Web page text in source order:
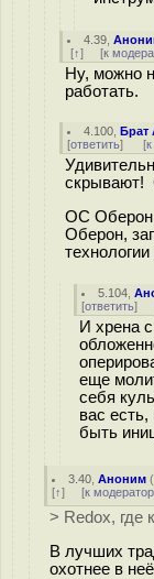
4.39 ,
[↑] [к
Ну, можно
работать.
4.100 ,Брат
[ответить] [
скрывают!
ОС Оберон
Оберон,
5.104 ,
[ответить]
И хрена
еще
себя
вас
быть
3.40 ,Аноним (
[↑] [к
> Redox, где
В лучших
охотнее в